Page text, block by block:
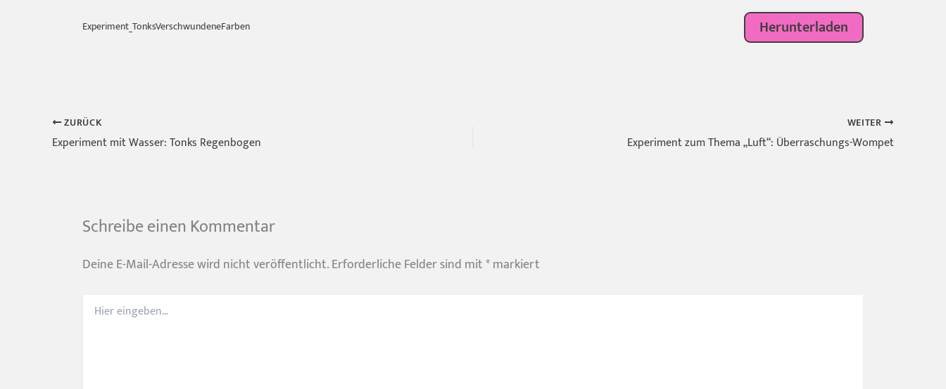
Experiment_TonksVerschwundeneFarben Herunterladen
ZURÜCK
Experiment mit Wasser: Tonks Regenbogen
WEITER
Experiment zum Thema „Luft“: Überraschungs-Wompet
Schreibe einen Kommentar
Deine E-Mail-Adresse wird nicht veröffentlicht.Erforderliche Felder sind mit*markiert
eingeben…